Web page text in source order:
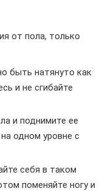
от пола, только
быть натянуто как
и не сгибайте
и поднимите ее
одном уровне с
себя в таком
поменяйте ногу и